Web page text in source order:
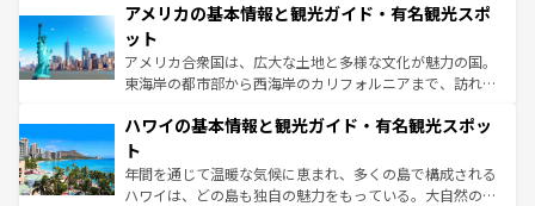
ンツ一覧を参照してほしい。
の建物がそのまま残る町や、スイスならではのユニークな
博物館もあり、アルプス観光だけでなく町歩きも満喫する
ことができる。国民の所得が高いため物価も高いが、旅行
者向けの交通パス提供のサービスもあり、うまく活用すれ
着のスイス情報はコンテンツ一覧を参照してほしい。
アメリカの基本情報と観光ガイド・有名観光スポ
ット
アメリカ合衆国は、広大な土地と多様な文化が魅力の国。
東海岸の都市部から西海岸のカリフォルニアまで、訪れる
のような巨大都市は、観光、ショッピング、エンターテイ
ンメントが詰まった刺激的なスポットだ。一方、アメリカ
西部には大自然が広がり、グランドキャニオンやイエロー
ストーン国立公園といった絶景が堪能できる。さらに、南
ハワイの基本情報と観光ガイド・有名観光スポッ
ト
年間を通じて温暖な気候に恵まれ、多くの島で構成される
ハワイは、どの島も独自の魅力をもっている。大自然の神